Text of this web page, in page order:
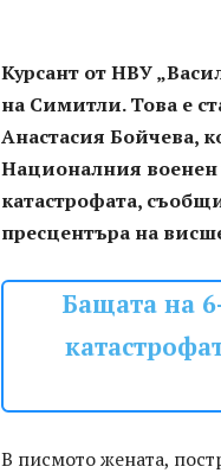
Курсант от НВУ
на Симитли. Това е
Анастасия Бойчева,
Националния военен
катастрофата,
пресцентъра на
Бащата на
В писмото жената,